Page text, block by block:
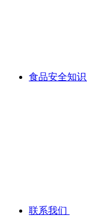
食品安全知识
联系我们